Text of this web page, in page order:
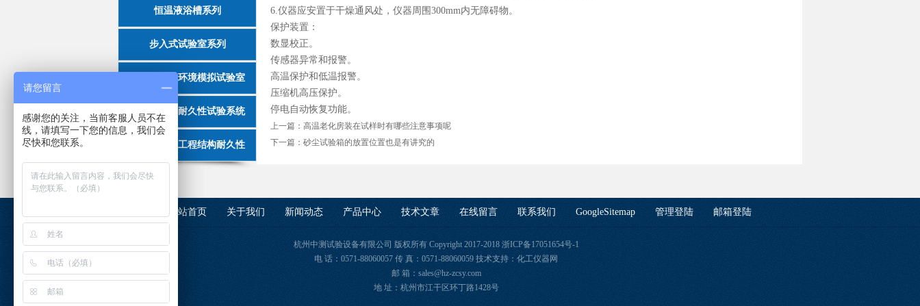
恒温液浴槽系列
步入式试验室系列
多功能气候环境模拟试验室
混凝土结构耐久性试验系统
加载式土木工程结构耐久性
6.仪器应安置于干燥通风处，仪器周围300mm内无障碍物。
保护装置：
数显校正。
传感器异常和报警。
高温保护和低温报警。
压缩机高压保护。
停电自动恢复功能。
上一篇： 高温老化房装在试样时有哪些注意事项呢
下一篇： 砂尘试验箱的放置位置也是有讲究的
网站首页 关于我们 新闻动态 产品中心 技术文章 在线留言 联系我们 GoogleSitemap 管理登陆 邮箱登陆
杭州中测试验设备有限公司 版权所有 Copyright 2017-2018 浙ICP备17051654号-1
电 话：0571-88060057 传 真：0571-88060059 技术支持： 化工仪器网
邮 箱：sales@hz-zcsy.com
地 址：杭州市江干区环丁路1428号
请您留言
感谢您的关注，当前客服人员不在
线，请填写一下您的信息，我们会
尽快和您联系。